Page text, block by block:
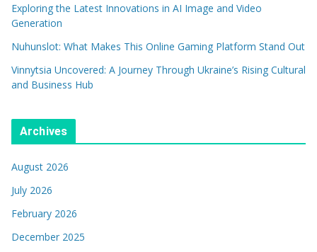
Exploring the Latest Innovations in AI Image and Video
Generation
Nuhunslot: What Makes This Online Gaming Platform Stand Out
Vinnytsia Uncovered: A Journey Through Ukraine’s Rising Cultural
and Business Hub
Archives
August 2026
July 2026
February 2026
December 2025